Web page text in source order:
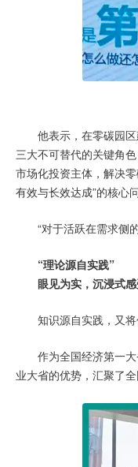
他表示，在零碳园
三大不可替代的关键角
市场化投资主体，解决
有效与长效达成”的核心问
“对于活跃在需求侧
“理论源自实践”
眼见为实，沉浸式
知识源自实践，又将
作为全国经济第一
业大省的优势，汇聚了